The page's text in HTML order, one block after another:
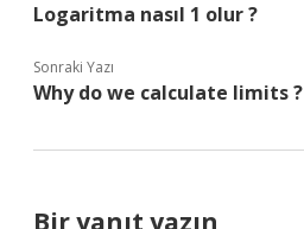
Logaritma nasıl 1 olur ?
Sonraki Yazı
Why do we calculate limits ?
Bir yanıt yazın